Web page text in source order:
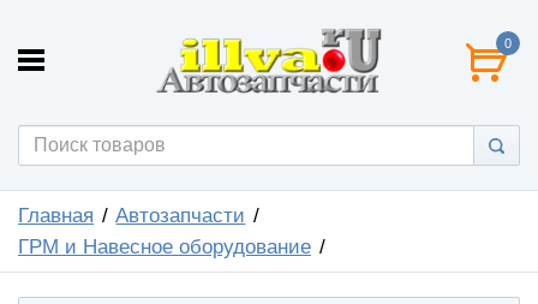
0
Главная
Автозапчасти
ГРМ и Навесное оборудование